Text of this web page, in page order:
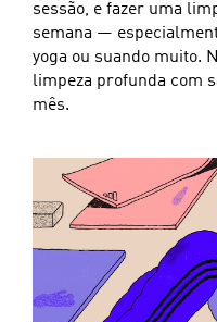
sessão, e fazer uma
semana —
yoga ou suando muito.
limpeza profunda com
mês.